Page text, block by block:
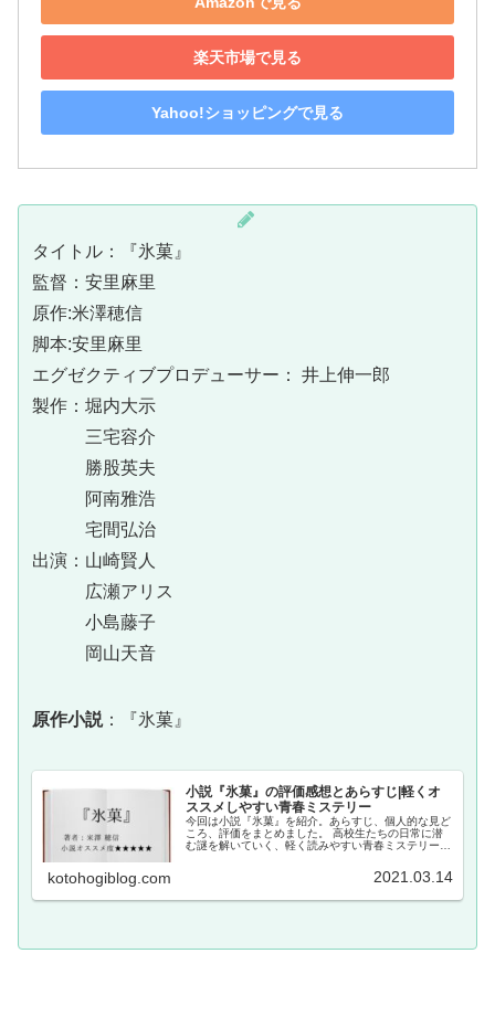
楽天市場で見る
Yahoo!ショッピングで見る
タイトル：『氷菓』
監督：安里麻里
原作:米澤穂信
脚本:安里麻里
エグゼクティブプロデューサー： 井上伸一郎
製作：堀内大示
三宅容介
勝股英夫
阿南雅浩
宅間弘治
出演：山崎賢人
広瀬アリス
小島藤子
岡山天音
原作小説：『氷菓』
小説『氷菓』の評価感想とあらすじ|軽くオ
ススメしやすい青春ミステリー
今回は小説『氷菓』を紹介。あらすじ、個人的な見ど
ころ、評価をまとめました。 高校生たちの日常に潜
む謎を解いていく、軽く読みやすい青春ミステリーで
kotohogiblog.com 2021.03.14